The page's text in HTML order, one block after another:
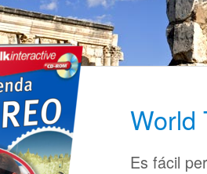
World
Es fácil